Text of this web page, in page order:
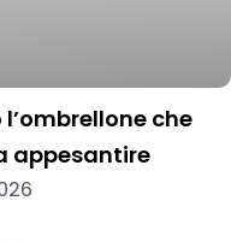
che
appesantire